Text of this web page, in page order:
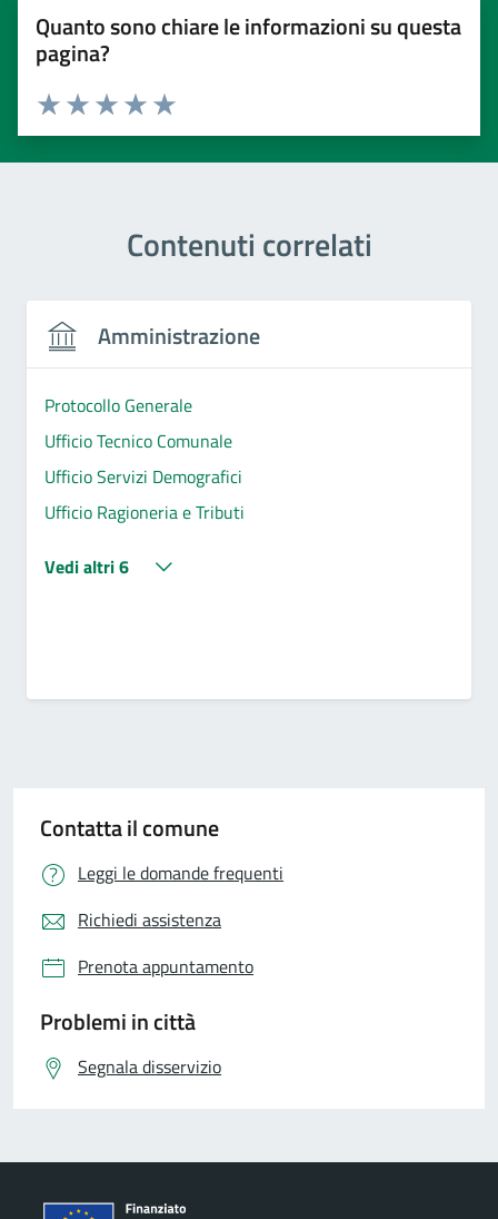
Quanto sono chiare le informazioni su questa
pagina?
Valuta 5 stelle su 5
Valuta 4 stelle su 5
Valuta 3 stelle su 5
Valuta 2 stelle su 5
Valuta 1 stelle su 5
Contenuti correlati
Amministrazione
Protocollo Generale
Ufficio Tecnico Comunale
Ufficio Servizi Demografici
Ufficio Ragioneria e Tributi
Vedi altri 6
Contatta il comune
Leggi le domande frequenti
Richiedi assistenza
Prenota appuntamento
Problemi in città
Segnala disservizio